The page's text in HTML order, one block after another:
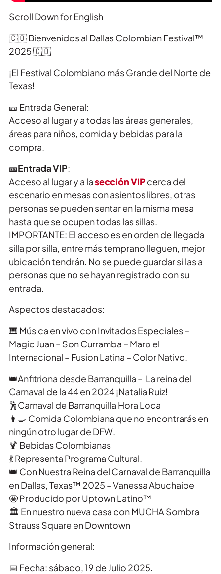
Scroll Down for English
🇨🇴 Bienvenidos al Dallas Colombian Festival™
2025 🇨🇴
¡El Festival Colombiano más Grande del Norte de
Texas!
🎫 Entrada General:
Acceso al lugar y a todas las áreas generales,
áreas para niños, comida y bebidas para la
compra.
🎫Entrada VIP:
Acceso al lugar y a lasección VIP cerca del
escenario en mesas con asientos libres, otras
personas se pueden sentar en la misma mesa
hasta que se ocupen todas las sillas.
IMPORTANTE: El acceso es en orden de llegada
silla por silla, entre más temprano lleguen, mejor
ubicación tendrán. No se puede guardar sillas a
personas que no se hayan registrado con su
entrada.
Aspectos destacados:
🎹 Música en vivo con Invitados Especiales –
Magic Juan – Son Curramba – Maro el
Internacional – Fusion Latina – Color Nativo.
👑Anfitriona desde Barranquilla – La reina del
Carnaval de la 44 en 2024 ¡Natalia Ruiz!
🕺Carnaval de Barranquilla Hora Loca
👨‍🍳 Comida Colombiana que no encontrarás en
ningún otro lugar de DFW.
🍹 Bebidas Colombianas
💃 Representa Programa Cultural.
👑 Con Nuestra Reina del Carnaval de Barranquilla
en Dallas, Texas™ 2025 – Vanessa Abuchaibe
🤩 Producido por Uptown Latino™
🏛️ En nuestro nueva casa con MUCHA Sombra
Strauss Square en Downtown
Información general:
📅 Fecha: sábado, 19 de Julio 2025.